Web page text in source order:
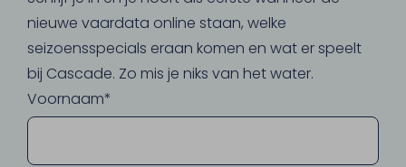
nieuwe vaardata online staan, welke
seizoensspecials eraan komen en wat er speelt
bij Cascade. Zo mis je niks van het water.
Voornaam*